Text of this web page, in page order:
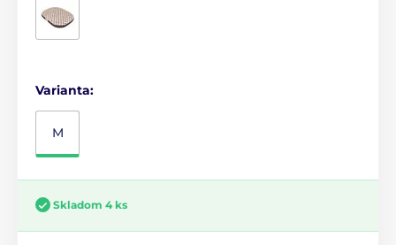
Varianta:
M
Skladom 4 ks